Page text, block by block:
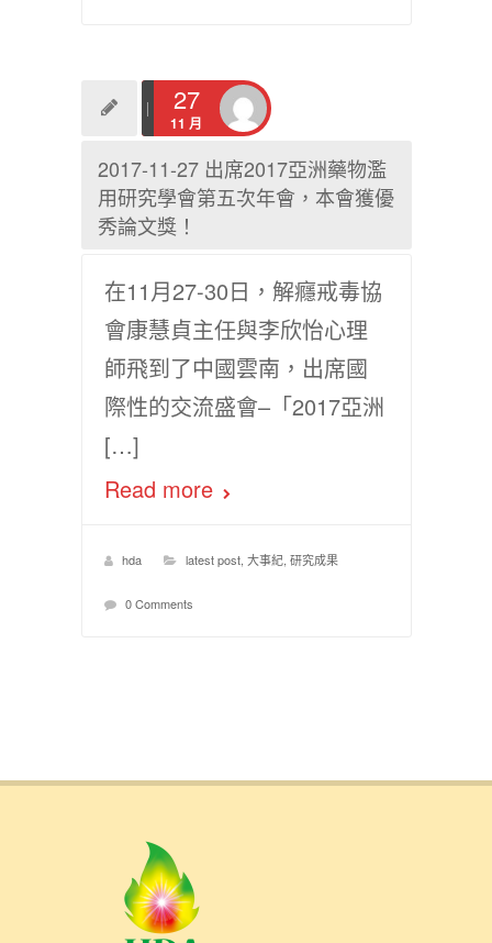
27
11 月
2017-11-27 出席2017亞洲藥物濫
用研究學會第五次年會，本會獲優
秀論文獎！
在11月27-30日，解癮戒毒協
會康慧貞主任與李欣怡心理
師飛到了中國雲南，出席國
際性的交流盛會–「2017亞洲
[…]
Read more
hda latest post, 大事紀, 研究成果
0 Comments